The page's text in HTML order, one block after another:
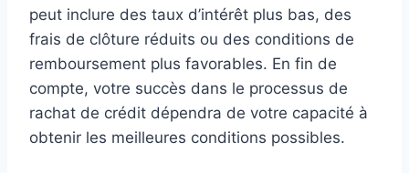
peut inclure des taux d’intérêt plus bas, des
frais de clôture réduits ou des conditions de
remboursement plus favorables. En fin de
compte, votre succès dans le processus de
rachat de crédit dépendra de votre capacité à
obtenir les meilleures conditions possibles.